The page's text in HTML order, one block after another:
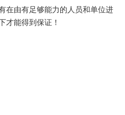
在由有足够能力的人员和单位进
才能得到保证！